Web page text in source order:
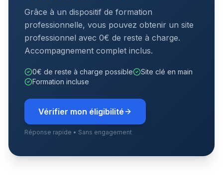
Grâce à un dispositif de formation
professionnelle, vous pouvez obtenir un site
professionnel avec 0€ de reste à charge.
Accompagnement complet inclus.
0€ de reste à charge possible
Site clé en main
Formation incluse
Vérifier mon éligibilité
Réponse rapide • Sans engagement